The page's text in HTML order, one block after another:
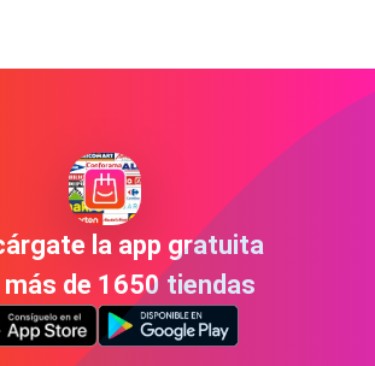
la app gratuita
de 1650 tiendas